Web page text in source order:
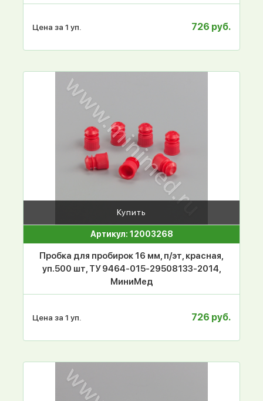
Цена за 1 уп. 726 руб.
Купить
Артикул: 12003268
Пробка для пробирок 16 мм, п/эт, красная,
уп.500 шт, ТУ 9464-015-29508133-2014,
МиниМед
Цена за 1 уп. 726 руб.